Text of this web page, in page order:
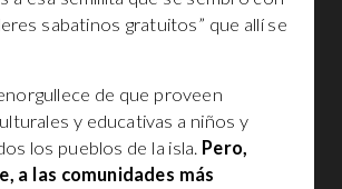
sabatinos gratuitos” que allí se
de que proveen
y educativas a niños y
los pueblos de la isla. Pero,
a las comunidades más